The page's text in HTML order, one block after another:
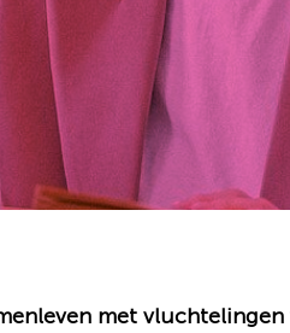
met vluchtelingen